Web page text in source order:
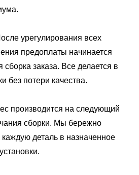
урегулирования всех
предоплаты начинается
заказа. Все делается в
без потери качества.
производится на следующий
сборки. Мы бережно
деталь в назначенное